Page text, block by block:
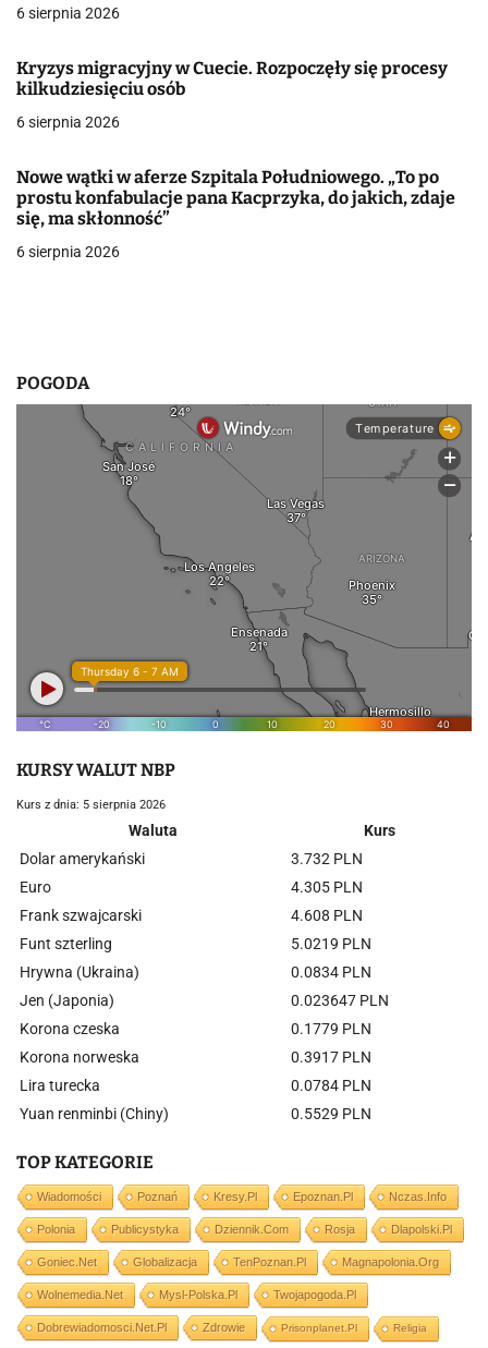
a
w
p
s
u
6 sierpnia 2026
Kryzys migracyjny w Cuecie. Rozpoczęły się procesy
kilkudziesięciu osób
6 sierpnia 2026
Nowe wątki w aferze Szpitala Południowego. „To po
prostu konfabulacje pana Kacprzyka, do jakich, zdaje
się, ma skłonność”
6 sierpnia 2026
POGODA
KURSY WALUT NBP
Kurs z dnia: 5 sierpnia 2026
Waluta
Kurs
Dolar amerykański
3.732 PLN
Euro
4.305 PLN
Frank szwajcarski
4.608 PLN
Funt szterling
5.0219 PLN
Hrywna (Ukraina)
0.0834 PLN
Jen (Japonia)
0.023647 PLN
Korona czeska
0.1779 PLN
Korona norweska
0.3917 PLN
Lira turecka
0.0784 PLN
Yuan renminbi (Chiny)
0.5529 PLN
TOP KATEGORIE
Wiadomości Poznań Kresy.pl Epoznan.pl Nczas.info
Polonia Publicystyka Dziennik.com Rosja Dlapolski.pl
Goniec.net Globalizacja TenPoznan.pl Magnapolonia.org
Wolnemedia.net Mysl-Polska.pl Twojapogoda.pl
Dobrewiadomosci.net.pl Zdrowie Prisonplanet.pl Religia